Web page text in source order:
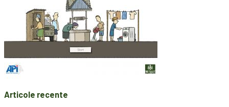
Articole recente